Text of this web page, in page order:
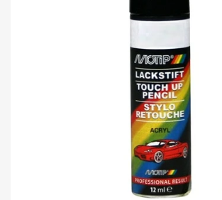
EV Udstyr
Maling
Bilstereo
Transport Udstyr
Olie